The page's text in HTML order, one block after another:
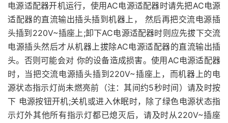
电源适配器开机运行，使用AC电源适配器时请先把AC电源
适配器的直流输出插头插到机器上， 然后再把交流电源插
头插到220V~插座上;卸下AC电源适配器时则应先拔下交流
电源插头然后才从机器上拔除AC电源适配器的直流输出插
头。否则可能会对 你的设备造成损害。使用AC电源适配器
时，当把交流电源插头插到220V~插座上，而机器上的电
源状态指示灯尚未燃亮前（注：其间约5秒时间）请及时按
下 电源按钮开机;关机或进入休眠时，除了绿色电源状态指
示灯外其他所有指示灯都已熄灭后，请及时从220V~插座